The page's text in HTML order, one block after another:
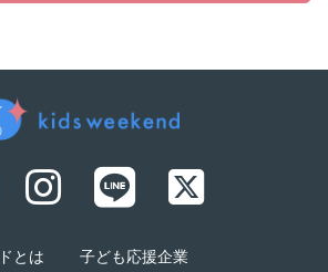
とは 子ども応援企業